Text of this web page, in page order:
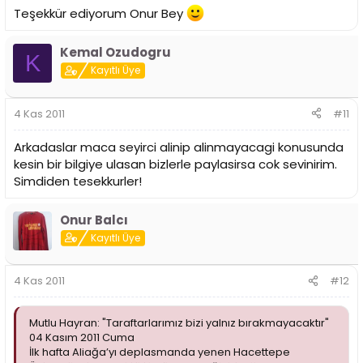
Teşekkür ediyorum Onur Bey
K Kemal Ozudogru
Kayıtlı Üye
4 Kas 2011 #11
Arkadaslar maca seyirci alinip alinmayacagi konusunda
kesin bir bilgiye ulasan bizlerle paylasirsa cok sevinirim.
Simdiden tesekkurler!
Onur Balcı
Kayıtlı Üye
4 Kas 2011 #12
Mutlu Hayran: "Taraftarlarımız bizi yalnız bırakmayacaktır"
04 Kasım 2011 Cuma
İlk hafta Aliağa’yı deplasmanda yenen Hacettepe